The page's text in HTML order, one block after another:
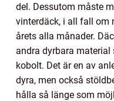
del. Dessutom måste
vinterdäck, i all fall om
årets alla månader.
andra dyrbara
kobolt. Det är en av
dyra, men också
hålla så länge som